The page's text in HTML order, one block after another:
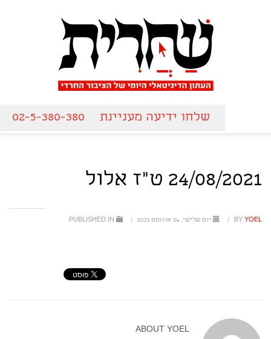
שלחו ידיעה מעניינת 02-5-380-380
24/08/2021 ט"ז אלול
BY YOEL
/ יום שלישי, 24 אוגוסט 2021 /
ABOUT YOEL